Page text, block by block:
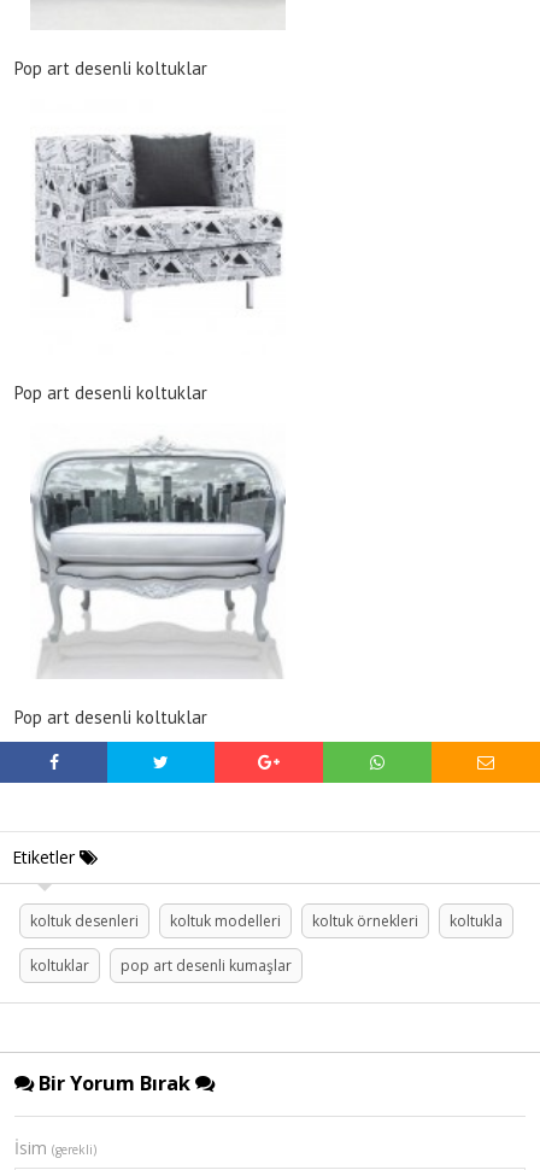
Pop art desenli koltuklar
Pop art desenli koltuklar
Pop art desenli koltuklar
Etiketler
koltuk desenleri koltuk modelleri koltuk örnekleri koltukla
koltuklar pop art desenli kumaşlar
Bir Yorum Bırak
İsim (gerekli)